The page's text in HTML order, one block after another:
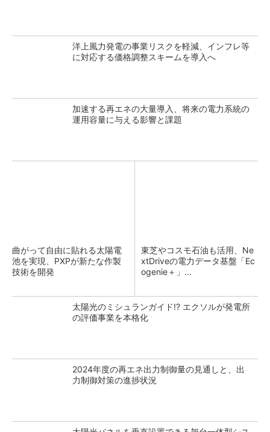
洋上風力発電の事業リスクを軽減、インフレ等
に対応する価格調整スキームを導入へ
加速する再エネの大量導入、将来の電力系統の
運用容量に与える影響と課題
曲がって自由に貼れる太陽電
池を実現、PXPが新たな作製
技術を開発
東芝やコスモ石油も活用、Ne
xtDriveの電力データ基盤「Ec
ogenie＋」...
太陽光のミシュランガイド!? エクソルが発電所
の評価事業を本格化
2024年度の再エネ出力制御量の見通しと、出
力制御対策の進捗状況